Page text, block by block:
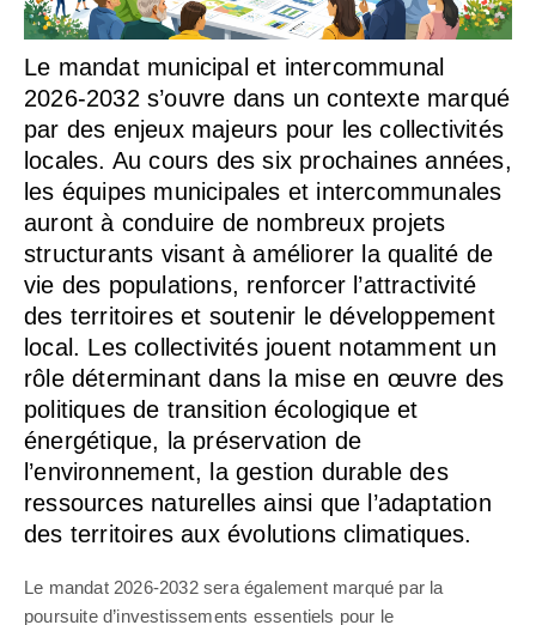
Le mandat municipal et intercommunal
2026-2032 s’ouvre dans un contexte marqué
par des enjeux majeurs pour les collectivités
locales. Au cours des six prochaines années,
les équipes municipales et intercommunales
auront à conduire de nombreux projets
structurants visant à améliorer la qualité de
vie des populations, renforcer l’attractivité
des territoires et soutenir le développement
local. Les collectivités jouent notamment un
rôle déterminant dans la mise en œuvre des
politiques de transition écologique et
énergétique, la préservation de
l’environnement, la gestion durable des
ressources naturelles ainsi que l’adaptation
des territoires aux évolutions climatiques.
Le mandat 2026-2032 sera également marqué par la
poursuite d’investissements essentiels pour le